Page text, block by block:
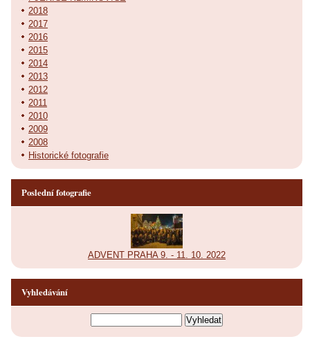
2018
2017
2016
2015
2014
2013
2012
2011
2010
2009
2008
Historické fotografie
Poslední fotografie
ADVENT PRAHA 9. - 11. 10. 2022
Vyhledávání